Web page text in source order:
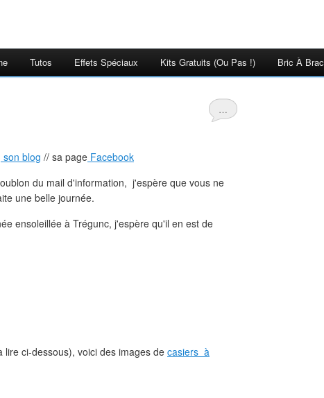
Tutos Effets Spéciaux Kits Gratuits (ou Pas !) Bric À Brac
…
son blog // sa page Facebook
du mail d'information, j'espère que vous ne
une belle journée.
ensoleillée à Trégunc, j'espère qu'il en est de
ci-dessous), voici des images de casiers à